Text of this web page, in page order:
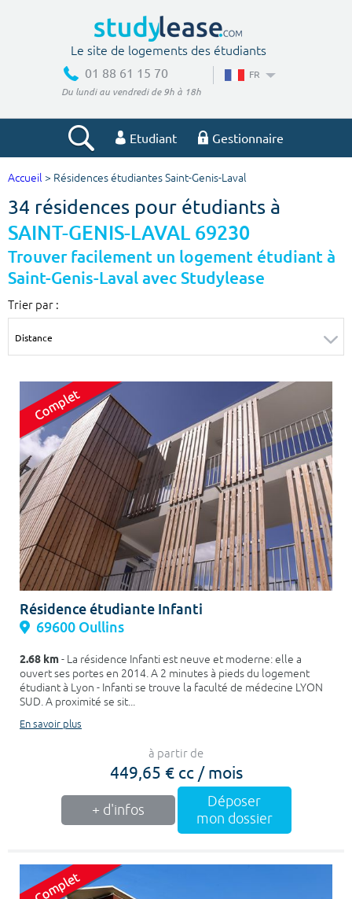
Le site de logements des étudiants
01 88 61 15 70
Du lundi au vendredi de 9h à 18h
FR
Etudiant Gestionnaire
Votre recherche
Ville, école
m²
Type de location
Colocation
Votre date d'entrée
Chercher
Accueil > Résidences étudiantes Saint-Genis-Laval
34 résidences pour étudiants à
SAINT-GENIS-LAVAL 69230
Trouver facilement un logement étudiant à
Saint-Genis-Laval avec Studylease
Trier par :
Résidence étudiante Infanti
69600 Oullins
2.68 km- La résidence Infanti est neuve et moderne: elle a
ouvert ses portes en 2014. A 2 minutes à pieds du logement
étudiant à Lyon - Infanti se trouve la faculté de médecine LYON
SUD. A proximité se sit...
En savoir plus
à partir de
449,65 € cc / mois
+ d'infos
Déposer
mon dossier